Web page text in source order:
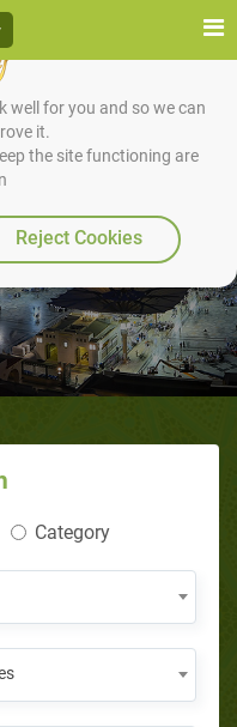
well for you and so we can
it.
the site functioning are
Reject Cookies
12/12）：告
Category